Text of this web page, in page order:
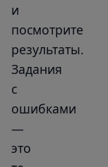
и
посмотрите
результаты.
Задания
с
ошибками
—
это